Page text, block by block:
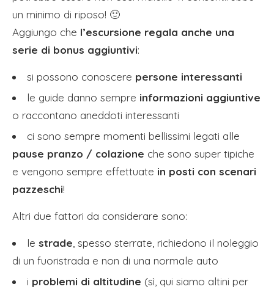
un minimo di riposo! 🙂
Aggiungo che l’escursione regala anche una
serie di bonus aggiuntivi:
si possono conoscere persone interessanti
le guide danno sempre informazioni aggiuntive
o raccontano aneddoti interessanti
ci sono sempre momenti bellissimi legati alle
pause pranzo / colazione che sono super tipiche
e vengono sempre effettuate in posti con scenari
pazzeschi!
Altri due fattori da considerare sono:
le strade , spesso sterrate, richiedono il noleggio
di un fuoristrada e non di una normale auto
i problemi di altitudine (sì, qui siamo altini per